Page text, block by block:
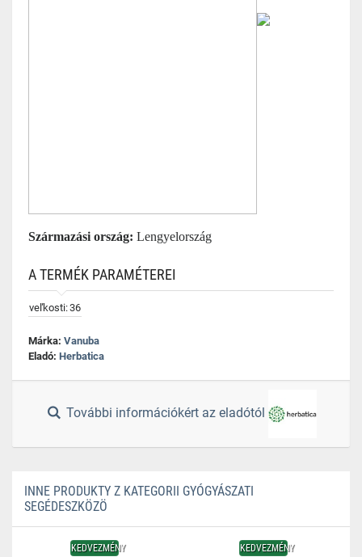
Származási ország: Lengyelország
A TERMÉK PARAMÉTEREI
veľkosti:36
Márka: Vanuba
Eladó: Herbatica
További információkért az eladótól
INNE PRODUKTY Z KATEGORII GYÓGYÁSZATI
SEGÉDESZKÖZÖ
KEDVEZMÉNY KEDVEZMÉNY